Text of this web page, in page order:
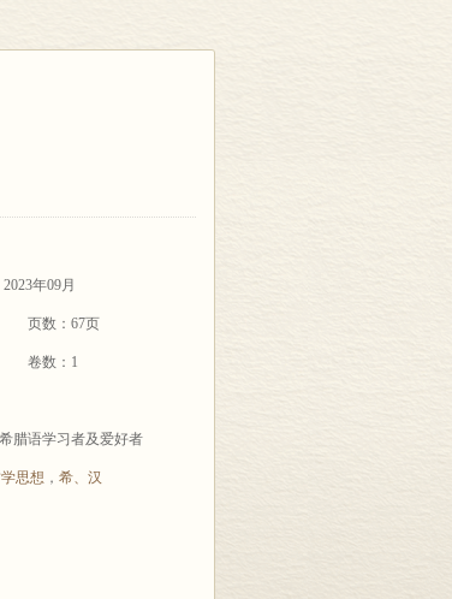
年09月
页数：67页
卷数：1
腊语学习者及爱好者
思想 ， 希、汉